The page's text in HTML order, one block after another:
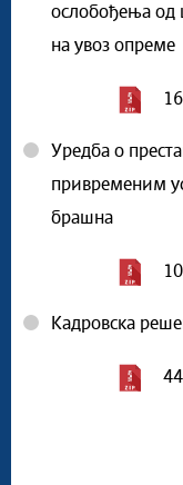
ослобођења од
на увоз опреме
Уредба о
привременим
брашна
Кадровска